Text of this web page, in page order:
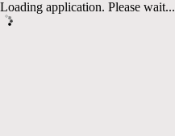
Loading application. Please wait...